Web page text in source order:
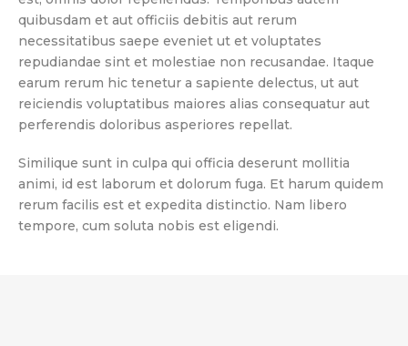
quibusdam et aut officiis debitis aut rerum
necessitatibus saepe eveniet ut et voluptates
repudiandae sint et molestiae non recusandae. Itaque
earum rerum hic tenetur a sapiente delectus, ut aut
reiciendis voluptatibus maiores alias consequatur aut
perferendis doloribus asperiores repellat.
Similique sunt in culpa qui officia deserunt mollitia
animi, id est laborum et dolorum fuga. Et harum quidem
rerum facilis est et expedita distinctio. Nam libero
tempore, cum soluta nobis est eligendi.